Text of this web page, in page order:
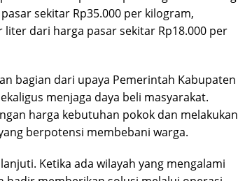
sekitar Rp35.000 per kilogram,
dari harga pasar sekitar Rp18.000 per
bagian dari upaya Pemerintah Kabupaten
menjaga daya beli masyarakat.
harga kebutuhan pokok dan melakukan
berpotensi membebani warga.
Ketika ada wilayah yang mengalami